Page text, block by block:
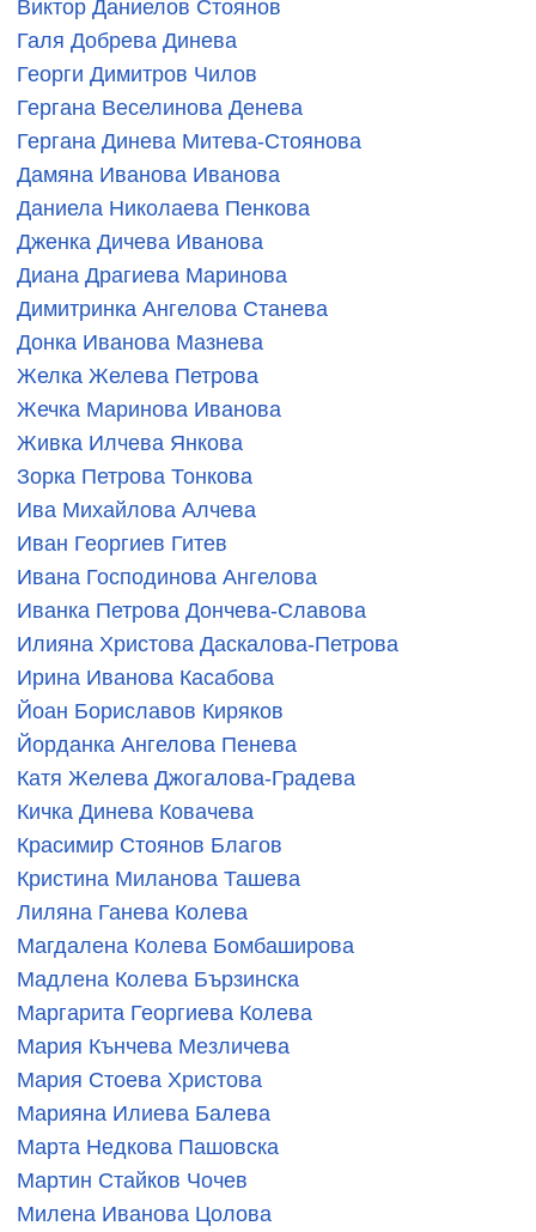
Виктор Даниелов Стоянов
Галя Добрева Динева
Георги Димитров Чилов
Гергана Веселинова Денева
Гергана Динева Митева-Стоянова
Дамяна Иванова Иванова
Даниела Николаева Пенкова
Дженка Дичева Иванова
Диана Драгиева Маринова
Димитринка Ангелова Станева
Донка Иванова Мазнева
Желка Желева Петрова
Жечка Маринова Иванова
Живка Илчева Янкова
Зорка Петрова Тонкова
Ива Михайлова Алчева
Иван Георгиев Гитев
Ивана Господинова Ангелова
Иванка Петрова Дончева-Славова
Илияна Христова Даскалова-Петрова
Ирина Иванова Касабова
Йоан Бориславов Киряков
Йорданка Ангелова Пенева
Катя Желева Джогалова-Градева
Кичка Динева Ковачева
Красимир Стоянов Благов
Кристина Миланова Ташева
Лиляна Ганева Колева
Магдалена Колева Бомбаширова
Мадлена Колева Бързинска
Маргарита Георгиева Колева
Мария Кънчева Мезличева
Мария Стоева Христова
Марияна Илиева Балева
Марта Недкова Пашовска
Мартин Стайков Чочев
Милена Иванова Цолова